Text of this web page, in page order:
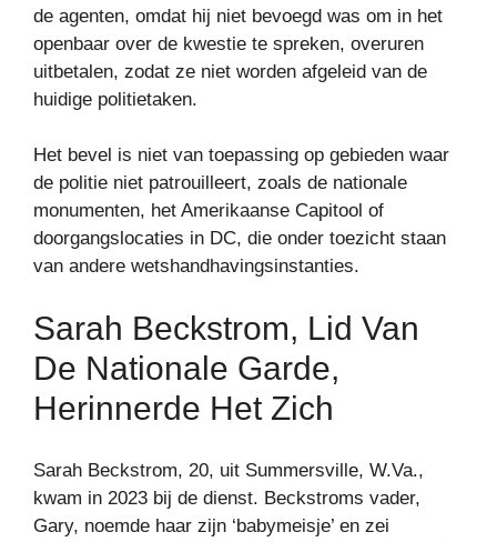
de agenten, omdat hij niet bevoegd was om in het
openbaar over de kwestie te spreken, overuren
uitbetalen, zodat ze niet worden afgeleid van de
huidige politietaken.
Het bevel is niet van toepassing op gebieden waar
de politie niet patrouilleert, zoals de nationale
monumenten, het Amerikaanse Capitool of
doorgangslocaties in DC, die onder toezicht staan ​​
van andere wetshandhavingsinstanties.
Sarah Beckstrom, Lid Van
De Nationale Garde,
Herinnerde Het Zich
Sarah Beckstrom, 20, uit Summersville, W.Va.,
kwam in 2023 bij de dienst. Beckstroms vader,
Gary, noemde haar zijn ‘babymeisje’ en zei